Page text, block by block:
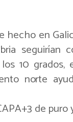
hecho en
10
norte
de